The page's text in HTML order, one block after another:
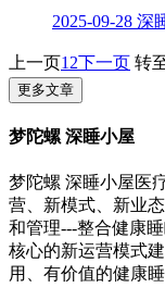
2025-09-28 深
上一页1 2下一页 转
更多文章
梦陀螺 深睡小屋
梦陀螺 深睡小屋医
营、新模式、新业
和管理---整合健康
核心的新运营模式
用、有价值的健康